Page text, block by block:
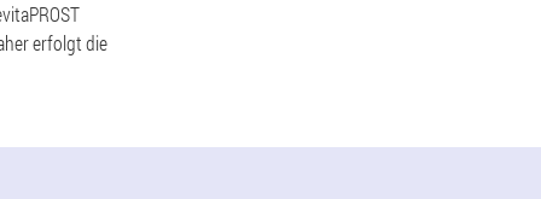
erfolgt die